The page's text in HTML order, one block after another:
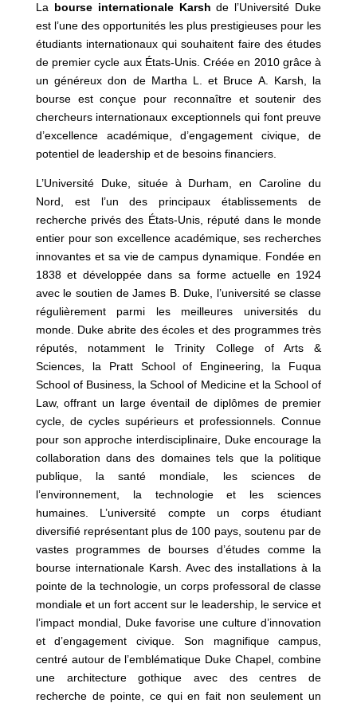
La bourse internationale Karshde l’Université Duke
est l’une des opportunités les plus prestigieuses pour les
étudiants internationaux qui souhaitent faire des études
de premier cycle aux États-Unis. Créée en 2010 grâce à
un généreux don de Martha L. et Bruce A. Karsh, la
bourse est conçue pour reconnaître et soutenir des
chercheurs internationaux exceptionnels qui font preuve
d’excellence académique, d’engagement civique, de
potentiel de leadership et de besoins financiers.
L’Université Duke, située à Durham, en Caroline du
Nord, est l’un des principaux établissements de
recherche privés des États-Unis, réputé dans le monde
entier pour son excellence académique, ses recherches
innovantes et sa vie de campus dynamique. Fondée en
1838 et développée dans sa forme actuelle en 1924
avec le soutien de James B. Duke, l’université se classe
régulièrement parmi les meilleures universités du
monde. Duke abrite des écoles et des programmes très
réputés, notamment le Trinity College of Arts &
Sciences, la Pratt School of Engineering, la Fuqua
School of Business, la School of Medicine et la School of
Law, offrant un large éventail de diplômes de premier
cycle, de cycles supérieurs et professionnels. Connue
pour son approche interdisciplinaire, Duke encourage la
collaboration dans des domaines tels que la politique
publique, la santé mondiale, les sciences de
l’environnement, la technologie et les sciences
humaines. L’université compte un corps étudiant
diversifié représentant plus de 100 pays, soutenu par de
vastes programmes de bourses d’études comme la
bourse internationale Karsh. Avec des installations à la
pointe de la technologie, un corps professoral de classe
mondiale et un fort accent sur le leadership, le service et
l’impact mondial, Duke favorise une culture d’innovation
et d’engagement civique. Son magnifique campus,
centré autour de l’emblématique Duke Chapel, combine
une architecture gothique avec des centres de
recherche de pointe, ce qui en fait non seulement un